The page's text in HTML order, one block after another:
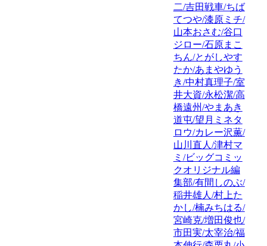
二/吉田戦車/ちば
てつや/漆原ミチ/
山本おさむ/谷口
ジロー/石原まこ
ちん/とがしやす
たか/あまやゆう
き/中村真理子/室
井大資/永松潔/高
橋遠州/やまあき
道屯/望月ミネタ
ロウ/カレー沢薫/
山川直人/津村マ
ミ/ビッグコミッ
クオリジナル編
集部/有間しのぶ/
稲井雄人/村上た
かし/楠みちはる/
宮崎克/増田俊也/
市田実/太宰治/福